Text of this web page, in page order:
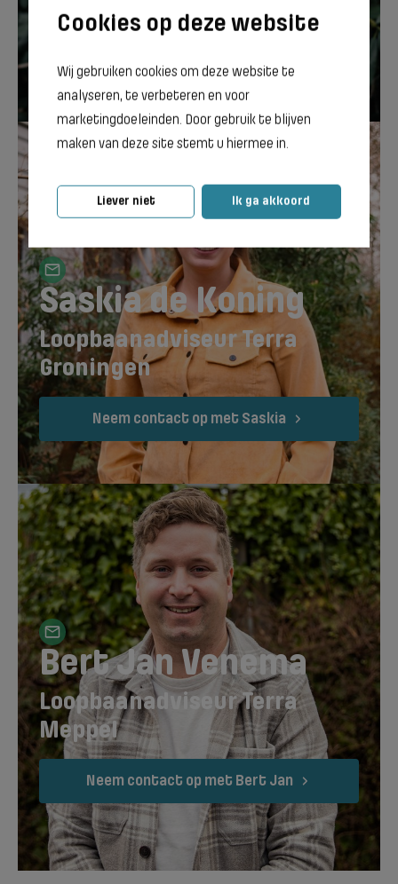
Wij gebruiken cookies om deze website te
analyseren, te verbeteren en voor
marketingdoeleinden. Door gebruik te blijven
maken van deze site stemt u hiermee in.
Liever niet Ik ga akkoord
Saskia de Koning
Loopbaanadviseur Terra
Groningen
Neem contact op met Saskia
Bert Jan Venema
Loopbaanadviseur Terra
Meppel
Neem contact op met Bert Jan